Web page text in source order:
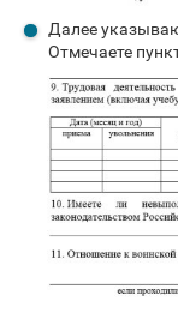
Далее
Отмечаете